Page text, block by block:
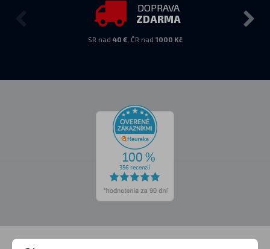
DOPRAVA
ZDARMA
SR nad 40 €, ČR nad 1000 Kč